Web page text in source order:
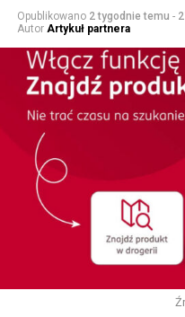
Opublikowano 2 tygodnie temu -
Autor Artykuł partnera